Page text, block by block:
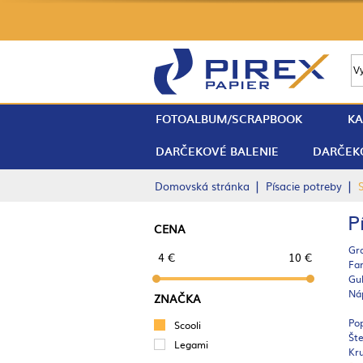
FOTOALBUM/SCRAPBOOK
DARČEKOVÉ BALENIE
Domovská stránka | Písacie potreby |
CENA
4 € 10 €
ZNAČKA
Scooli
Legami